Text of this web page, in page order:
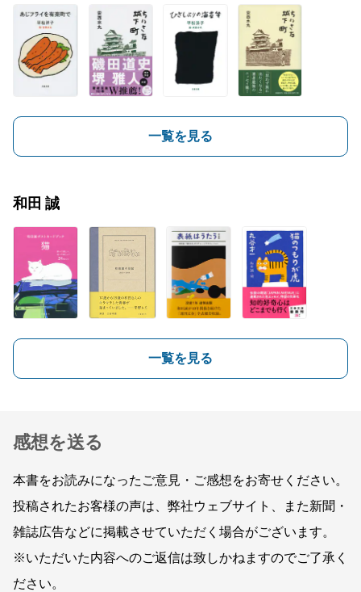
一覧を見る
和田 誠
一覧を見る
感想を送る
本書をお読みになったご意見・ご感想をお寄せください。
投稿されたお客様の声は、弊社ウェブサイト、また新聞・
雑誌広告などに掲載させていただく場合がございます。
※いただいた内容へのご返信は致しかねますのでご了承く
ださい。